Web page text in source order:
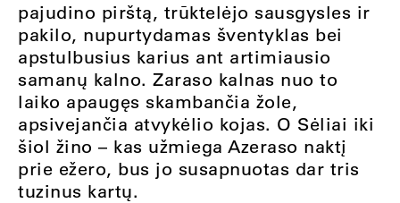
pajudino pirštą, trūktelėjo sausgysles ir
pakilo, nupurtydamas šventyklas bei
apstulbusius karius ant artimiausio
samanų kalno. Zaraso kalnas nuo to
laiko apaugęs skambančia žole,
apsivejančia atvykėlio kojas. O Sėliai iki
šiol žino – kas užmiega Azeraso naktį
prie ežero, bus jo susapnuotas dar tris
tuzinus kartų.